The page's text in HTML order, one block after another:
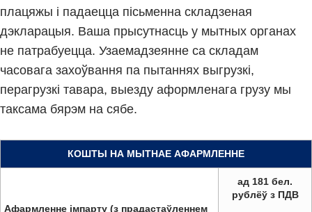
плацяжы і падаецца пісьменна складзеная
дэкларацыя. Ваша прысутнасць у мытных органах
не патрабуецца. Узаемадзеянне са складам
часовага захоўвання па пытаннях выгрузкі,
перагрузкі тавара, выезду аформленага грузу мы
таксама бярэм на сябе.
КОШТЫ НА МЫТНАЕ АФАРМЛЕННЕ
Афармленне імпарту (з прадастаўленнем
ад 181 бел.
рублёў з ПДВ